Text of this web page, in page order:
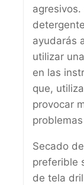
ayudarás
utilizar
en las
que,
provocar
Secado
preferible
de tela